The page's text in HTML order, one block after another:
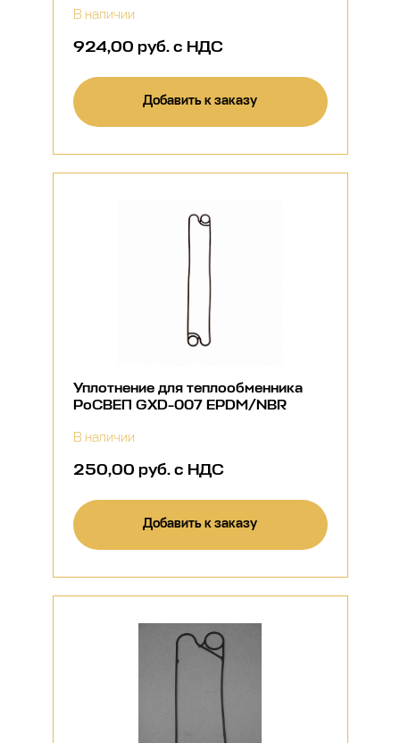
В наличии
924,00 руб. с НДС
Добавить к заказу
Уплотнение для теплообменника
РоСВЕП GXD-007 EPDM/NBR
В наличии
250,00 руб. с НДС
Добавить к заказу